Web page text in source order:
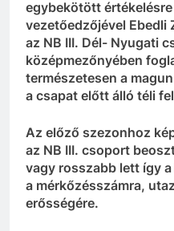
egybekötött
vezetőedzőjével Ebedli
az NB III. Dél- Nyugati
középmezőnyében
természetesen a
a csapat előtt álló téli
Az előző szezonhoz
az NB III. csoport
vagy rosszabb lett így
a mérkőzésszámra,
erősségére.